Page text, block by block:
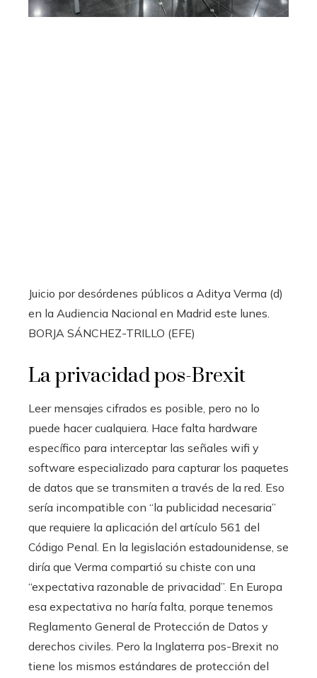
Juicio por desórdenes públicos a Aditya Verma (d)
en la Audiencia Nacional en Madrid este lunes.
BORJA SÁNCHEZ-TRILLO (EFE)
La privacidad pos-Brexit
Leer mensajes cifrados es posible, pero no lo
puede hacer cualquiera. Hace falta hardware
específico para interceptar las señales wifi y
software especializado para capturar los paquetes
de datos que se transmiten a través de la red. Eso
sería incompatible con “la publicidad necesaria”
que requiere la aplicación del artículo 561 del
Código Penal. En la legislación estadounidense, se
diría que Verma compartió su chiste con una
“expectativa razonable de privacidad”. En Europa
esa expectativa no haría falta, porque tenemos
Reglamento General de Protección de Datos y
derechos civiles. Pero la Inglaterra pos-Brexit no
tiene los mismos estándares de protección del